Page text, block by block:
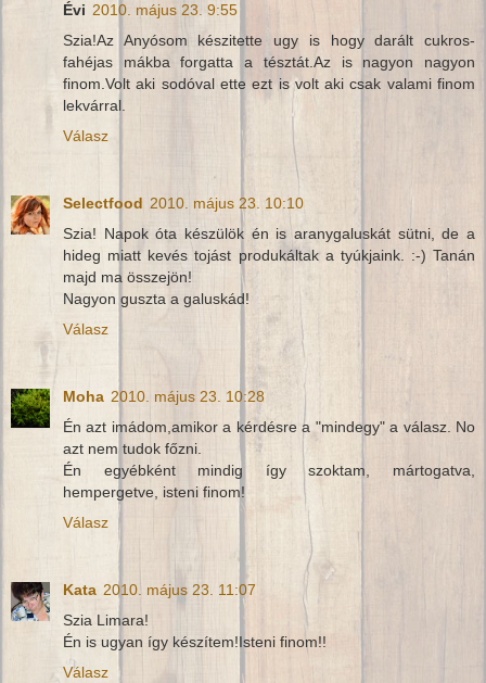
Évi 2010. május 23. 9:55
Szia!Az Anyósom készitette ugy is hogy darált cukros-
fahéjas mákba forgatta a tésztát.Az is nagyon nagyon
finom.Volt aki sodóval ette ezt is volt aki csak valami finom
lekvárral.
Válasz
Selectfood 2010. május 23. 10:10
Szia! Napok óta készülök én is aranygaluskát sütni, de a
hideg miatt kevés tojást produkáltak a tyúkjaink. :-) Tanán
majd ma összejön!
Nagyon guszta a galuskád!
Válasz
Moha 2010. május 23. 10:28
Én azt imádom,amikor a kérdésre a "mindegy" a válasz. No
azt nem tudok főzni.
Én egyébként mindig így szoktam, mártogatva,
hempergetve, isteni finom!
Válasz
Kata 2010. május 23. 11:07
Szia Limara!
Én is ugyan így készítem!Isteni finom!!
Válasz